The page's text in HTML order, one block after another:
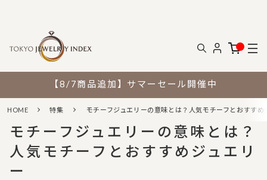
【8/7商品追加】サマーセール開催中
HOME 特集 モチーフジュエリーの意味とは？人気モチーフとおすすめ
モチーフジュエリーの意味とは？
人気モチーフとおすすめジュエリ
ー